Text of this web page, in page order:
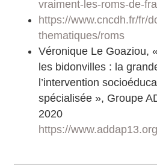
vraiment-les-roms-de-
https://www.cncdh.fr/fr/
thematiques/roms
Véronique Le Goaziou,
les bidonvilles : la
l’intervention
spécialisée », Groupe
2020
https://